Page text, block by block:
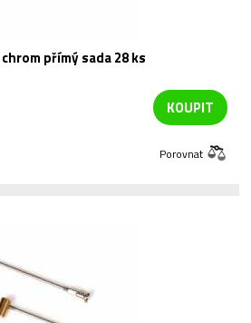
přímý sada 28 ks
KOUPIT
Porovnat